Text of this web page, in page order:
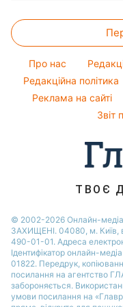
Віталій
Потап
Модні помилки
Поради від Андре
Новини Полтави
Новини Сум
Новини Дніпра
Новини Черкаси
Новини Тернополя
Новини Житомира
Тести по картинці
Оптичні ілюзії
Народні прикмети
Усе про шоу-бізнес
Про нас
Редакційна політика
Реклама на сайті
Звіт
ТВОЄ
© 2002-2026 Онлайн-медіа
ЗАХИЩЕНІ. 04080, м. Київ,
490-01-01. Адреса
Ідентифікатор онлайн-
01822. Передрук,
посилання на агентство
забороняється.
умови посилання на